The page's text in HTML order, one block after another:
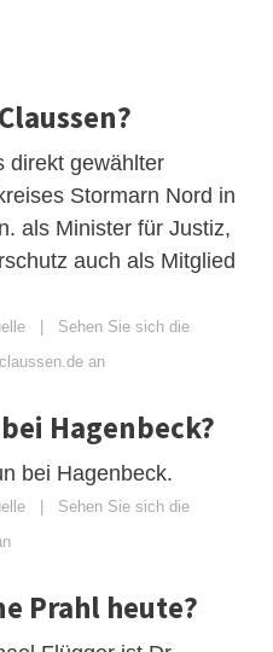
direkt gewählter
Stormarn Nord in
als Minister für Justiz,
auch als Mitglied
| Sehen Sie sich die
an
Hagenbeck?
bei Hagenbeck.
| Sehen Sie sich die
Prahl heute?